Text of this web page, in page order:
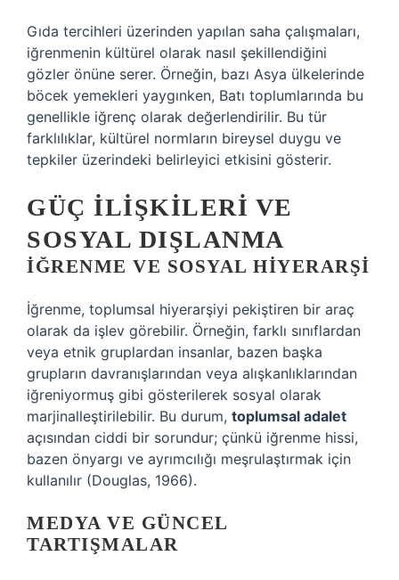
Gıda tercihleri üzerinden yapılan saha çalışmaları,
iğrenmenin kültürel olarak nasıl şekillendiğini
gözler önüne serer. Örneğin, bazı Asya ülkelerinde
böcek yemekleri yaygınken, Batı toplumlarında bu
genellikle iğrenç olarak değerlendirilir. Bu tür
farklılıklar, kültürel normların bireysel duygu ve
tepkiler üzerindeki belirleyici etkisini gösterir.
GÜÇ İLIŞKILERI VE
SOSYAL DIŞLANMA
İĞRENME VE SOSYAL HIYERARŞI
İğrenme, toplumsal hiyerarşiyi pekiştiren bir araç
olarak da işlev görebilir. Örneğin, farklı sınıflardan
veya etnik gruplardan insanlar, bazen başka
grupların davranışlarından veya alışkanlıklarından
iğreniyormuş gibi gösterilerek sosyal olarak
marjinalleştirilebilir. Bu durum, toplumsal adalet
açısından ciddi bir sorundur; çünkü iğrenme hissi,
bazen önyargı ve ayrımcılığı meşrulaştırmak için
kullanılır (Douglas, 1966).
MEDYA VE GÜNCEL
TARTIŞMALAR